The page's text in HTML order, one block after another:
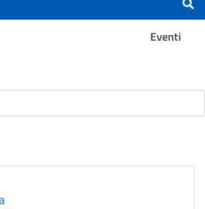
Eventi
Ricerca -